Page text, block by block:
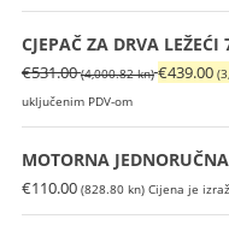
CJEPAČ ZA DRVA
€531.00 (4,000.82 kn)Izvorna
bila
je:
€531.00
(4,000.82
€439.00
uključenim PDV-om
MOTORNA
€110.00 (828.80 kn) Cijena je